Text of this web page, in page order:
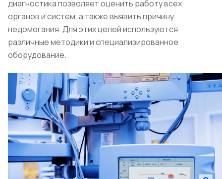
диагностика позволяет оценить работу всех
органов и систем, а также выявить причину
недомогания. Для этих целей используются
различные методики и специализированное
оборудование.